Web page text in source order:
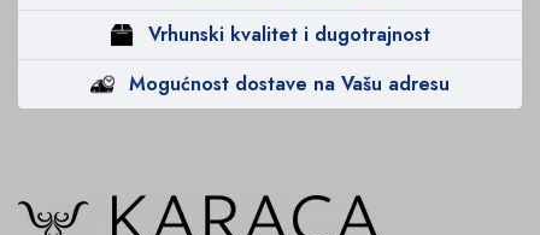
Vrhunski kvalitet i dugotrajnost
Mogućnost dostave na Vašu adresu